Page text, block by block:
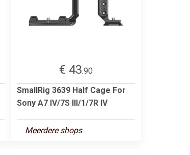
€ 43.90
SmallRig 3639 Half Cage For
Sony A7 IV/7S III/1/7R IV
Meerdere shops